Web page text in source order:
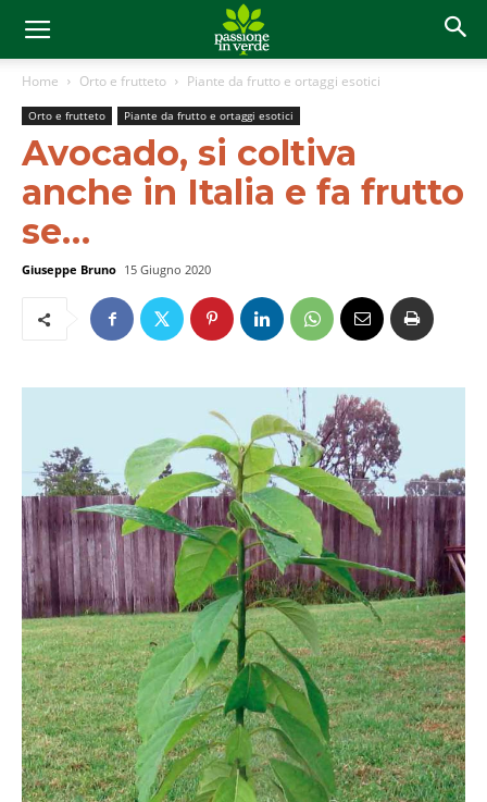
Home Orto e frutteto Piante da frutto e ortaggi esotici
Orto e frutteto Piante da frutto e ortaggi esotici
Avocado, si coltiva
anche in Italia e fa frutto
se…
Giuseppe Bruno 15 Giugno 2020